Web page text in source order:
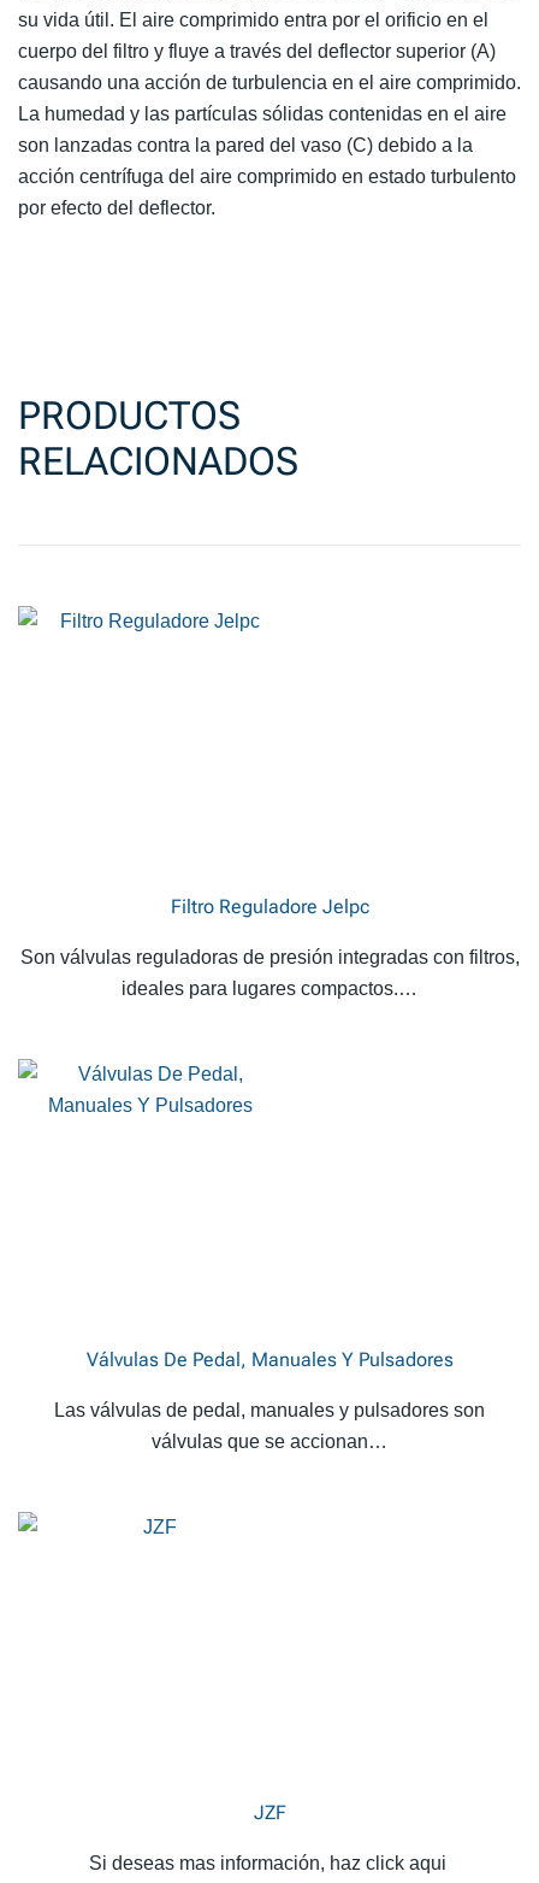
su vida útil. El aire comprimido entra por el orificio en el
cuerpo del filtro y fluye a través del deflector superior (A)
causando una acción de turbulencia en el aire comprimido.
La humedad y las partículas sólidas contenidas en el aire
son lanzadas contra la pared del vaso (C) debido a la
acción centrífuga del aire comprimido en estado turbulento
por efecto del deflector.
PRODUCTOS
RELACIONADOS
Filtro Reguladore Jelpc
Son válvulas reguladoras de presión integradas con filtros,
ideales para lugares compactos.…
Válvulas De Pedal, Manuales Y Pulsadores
Las válvulas de pedal, manuales y pulsadores son
válvulas que se accionan…
JZF
Si deseas mas información, haz click aqui